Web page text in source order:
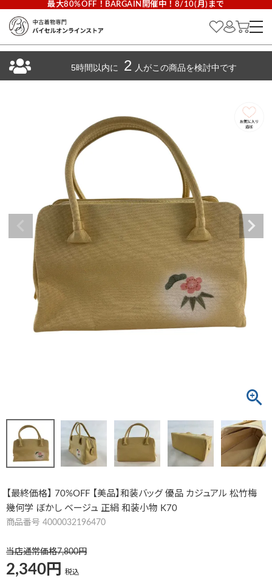
最大80%OFF！BARGAIN開催中！8/10(月)まで
【最終価格】 70%OFF 【美品】和装バッグ 優品 カジュアル 松竹梅
幾何学 ぼかし ベージュ 正絹 和装小物 K70
商品番号 4000032196470
当店通常価格7,800
2,340 税込
5時間以内に 2 人がこの商品を検討中です